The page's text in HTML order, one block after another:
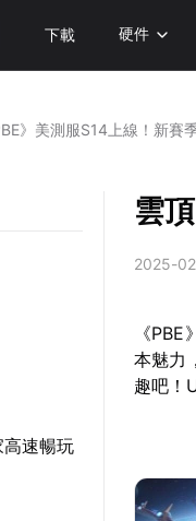
下載 硬件
》美測服S14上線！新賽
速暢玩
雲
2025-
《
本魅力
趣吧！